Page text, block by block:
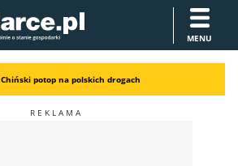
MENU
Chiński potop na polskich drogach